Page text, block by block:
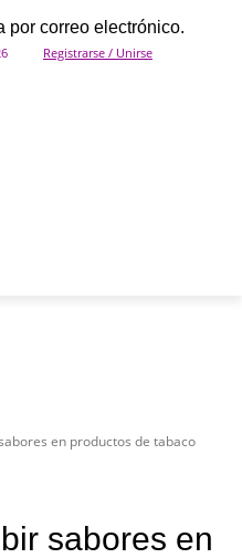
por correo electrónico.
Registrarse / Unirse
en productos de tabaco
sabores en